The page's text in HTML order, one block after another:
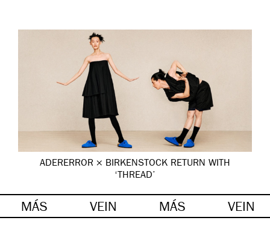
ADERERROR × BIRKENSTOCK RETURN WITH
‘THREAD’
MÁS VEIN MÁS VEIN